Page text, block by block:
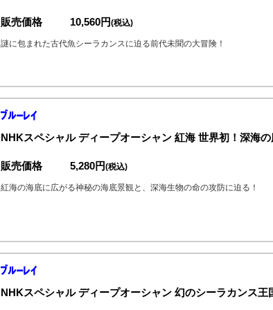
販売価格 10,560円(税込)
謎に包まれた古代魚シーラカンスに迫る前代未聞の大冒険！
NHKスペシャル ディープオーシャン 紅海 世界初！深海
販売価格 5,280円(税込)
紅海の海底に広がる神秘の海底景観と、深海生物の命の攻防に迫る！
NHKスペシャル ディープオーシャン 幻のシーラカンス王